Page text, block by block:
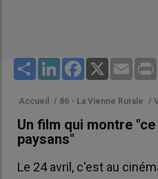
Share LinkedInFacebook
X Email
Accueil / 86 - La Vienne Rurale /
Un film qui montre
paysans"
Le 24 avril, c'est au